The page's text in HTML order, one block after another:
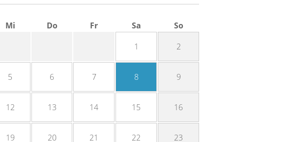
Mi Do Fr Sa
So
1
2
5 6 7 8 9
12 13 14 15 16
19 20 21 22 23